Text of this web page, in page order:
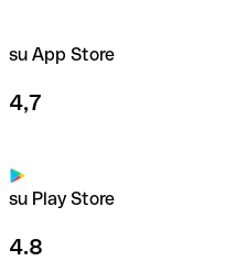
su App Store
4,7
su Play Store
4.8